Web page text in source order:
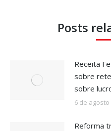
Posts
Receita
sobre
sobre
6 de agosto
Reforma